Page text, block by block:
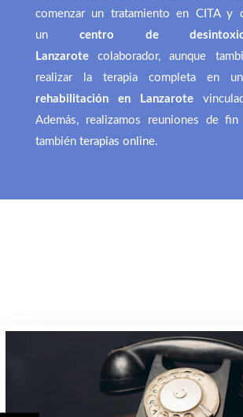
comenzar un tratamiento en CITA y
un centro de
Lanzarotecolaborador, aunque
realizar la terapia completa en
rehabilitación en Lanzarote
Además, realizamos reuniones de
tambiénterapias online.